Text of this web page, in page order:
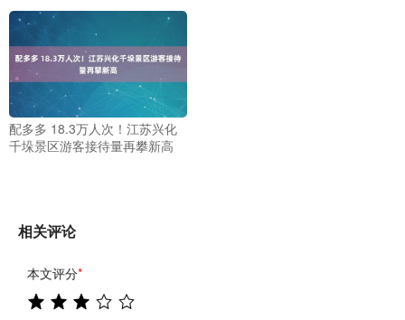
配多多 18.3万人次！江苏兴化
千垛景区游客接待量再攀新高
相关评论
本文评分*